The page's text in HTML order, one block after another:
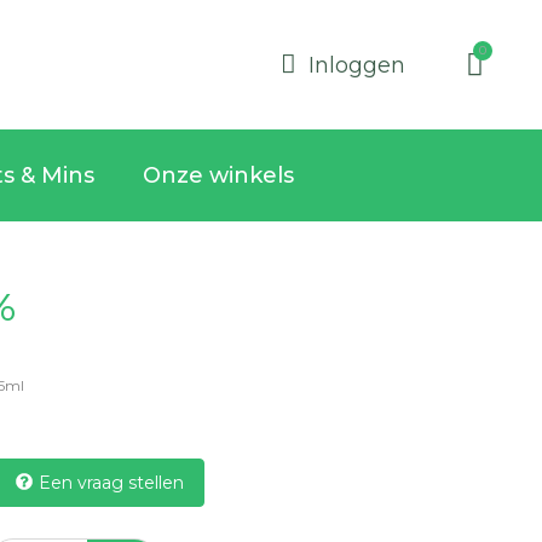
Inloggen
& Mins Onze winkels
Een vraag stellen